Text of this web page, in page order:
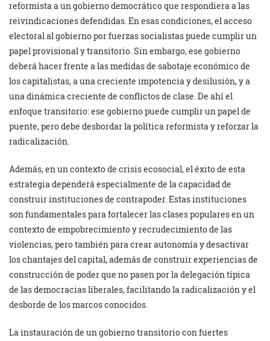
reformista a un gobierno democrático que respondiera a las
reivindicaciones defendidas. En esas condiciones, el acceso
electoral al gobierno por fuerzas socialistas puede cumplir un
papel provisional y transitorio. Sin embargo, ese gobierno
deberá hacer frente a las medidas de sabotaje económico de
los capitalistas, a una creciente impotencia y desilusión, y a
una dinámica creciente de conflictos de clase. De ahí el
enfoque transitorio: ese gobierno puede cumplir un papel de
puente, pero debe desbordar la política reformista y reforzar la
radicalización.
Además, en un contexto de crisis ecosocial, el éxito de esta
estrategia dependerá especialmente de la capacidad de
construir instituciones de contrapoder. Estas instituciones
son fundamentales para fortalecer las clases populares en un
contexto de empobrecimiento y recrudecimiento de las
violencias, pero también para crear autonomía y desactivar
los chantajes del capital, además de construir experiencias de
construcción de poder que no pasen por la delegación típica
de las democracias liberales, facilitando la radicalización y el
desborde de los marcos conocidos.
La instauración de un gobierno transitorio con fuertes